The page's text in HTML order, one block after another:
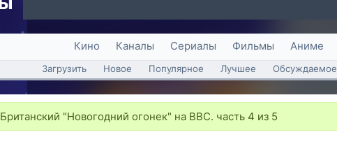
Кино Каналы Сериалы Фильмы Аниме
Загрузить Новое Популярное Лучшее Обсуждаемое
Британский "Новогодний огонек" на BBC. часть 4 из 5